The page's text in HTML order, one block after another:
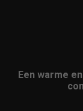
Een warme